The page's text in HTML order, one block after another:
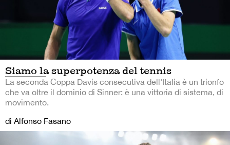
Siamo la superpotenza del tennis
La seconda Coppa Davis consecutiva dell'Italia è un trionfo
che va oltre il dominio di Sinner: è una vittoria di sistema, di
movimento.
di Alfonso Fasano